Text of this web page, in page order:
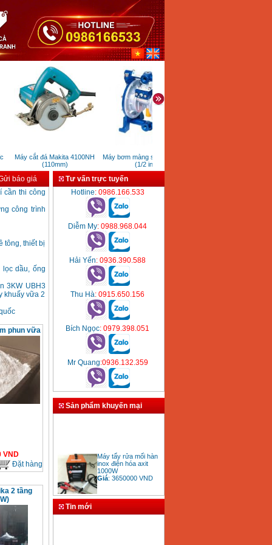
Máy cắt đá Makita 4100NH
(110mm)
Máy bơm màng sơn Prona R20
(1/2 inch)
báo giá
cần thi công
công trình
tông, thiết bị
lọc dầu, ống
3KW UBH3
khuấy vữa 2
phun vữa
VND
Đặt hàng
2 tầng
Tư vấn trực tuyến
Hotline: 0986.166.533
Diễm My: 0988.968.044
Hải Yến: 0936.390.588
Thu Hà: 0915.650.156
Bích Ngọc: 0979.398.051
Mr Quang:0936.132.359
Sản phẩm khuyến mại
inox điện hóa axit
1000W
Giá:3650000
Tin mới